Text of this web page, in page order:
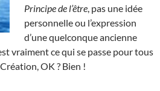
Principe de l’être , pas une idée
personnelle ou l’expression
d’une quelconque ancienne
vraiment ce qui se passe pour tous
OK ? Bien !